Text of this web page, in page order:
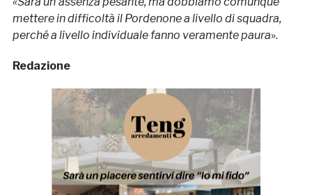
mettere in difficoltà il Pordenone a livello di squadra,
perché a livello individuale fanno veramente paura».
Redazione